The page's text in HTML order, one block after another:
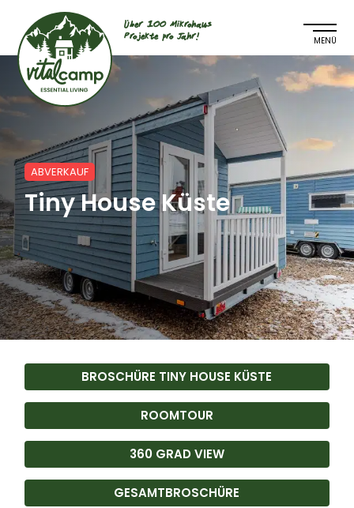
Über 100 Mikrohaus
Projekte pro Jahr!
ABVERKAUF
Tiny House Küste
BROSCHÜRE TINY HOUSE KÜSTE
ROOMTOUR
360 GRAD VIEW
GESAMTBROSCHÜRE